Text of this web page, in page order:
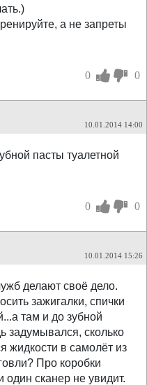
а не запреты
0 0
10.01.2014 14:00
пасты туалетной
0 0
10.01.2014 15:26
делают своё дело.
зажигалки, спички
там и до зубной
задумывался, сколько
жидкости в самолёт из
Про коробки
сканер не увидит.